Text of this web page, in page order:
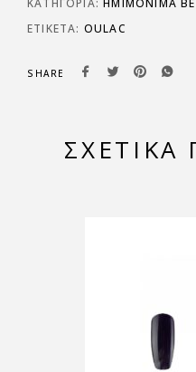
ΚΑΤΗΓΟΡΊΑ:ΗΜΙΜΌΝΙΜΑ
ΕΤΙΚΈΤΑ: OULAC
SHARE